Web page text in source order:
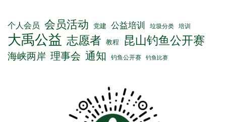
个人会员 会员活动 党建 公益培训 垃圾分类 培训
大禹公益 志愿者 教程 昆山钓鱼公开赛
海峡两岸 理事会 通知 钓鱼公开赛 钓鱼比赛